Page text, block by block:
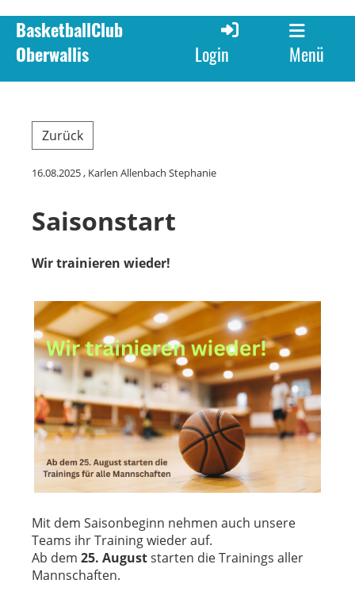
BasketballClub
Oberwallis
Login Menü
Zurück
16.08.2025, Karlen Allenbach Stephanie
Saisonstart
Wir trainieren wieder!
Mit dem Saisonbeginn nehmen auch unsere
Teams ihr Training wieder auf.
Ab dem 25. Auguststarten die Trainings aller
Mannschaften.